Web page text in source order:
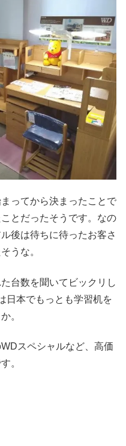
ってから決まったことで
とだったそうです。なの
後は待ちに待ったお客さ
うな。
台数を聞いてビックリし
日本でもっとも学習机を
。
スペシャルなど、高価
。